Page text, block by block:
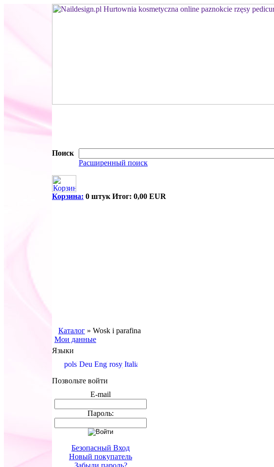
Поиск
Расширенный поиск
Корзина: 0 штук Итог: 0,00 EUR
Каталог » Wosk i parafina
Мои данные
Языки
Позвольте войти
E-mail
Пароль:
Безопасный Вход
Новый покупатель
Забыли пароль?